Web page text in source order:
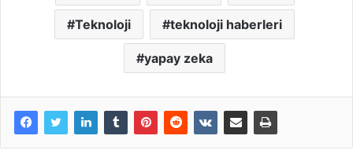
Teknoloji teknoloji haberleri
yapay zeka